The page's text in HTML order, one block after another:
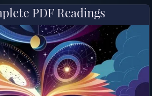
PDF Readings